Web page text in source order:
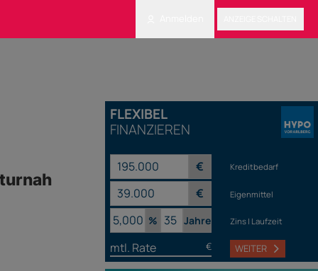
FLEXIBEL
FINANZIEREN
€ Kreditbedarf
€ Eigenmittel
% Jahre Zins | Laufzeit
mtl. Rate € WEITER